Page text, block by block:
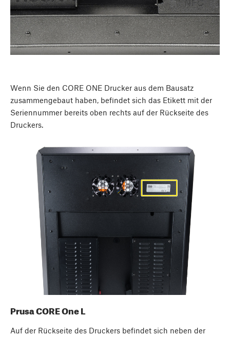
Wenn Sie den CORE ONE Drucker aus dem Bausatz
zusammengebaut haben, befindet sich das Etikett mit der
Seriennummer bereits oben rechts auf der Rückseite des
Druckers.
Prusa CORE One L
Auf der Rückseite des Druckers befindet sich neben der